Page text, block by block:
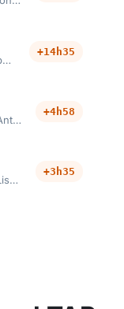
Sao Tome Island Airport → Lisbon Portela Airport
+14h35
Lisbon Portela Airport → Galeao Antonio Carlos Jobim International Airport
+4h58
Logan International Airport → Lisbon Portela Airport
+3h35